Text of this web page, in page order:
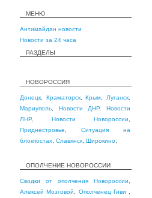
МЕНЮ
Антимайдан новости
Новости за 24 часа
РАЗДЕЛЫ
НОВОРОССИЯ
Донецк Краматорск,Крым Луганск
Мариуполь
Новости ДНР,Новости
ЛНР, Новости Новороссии
Приднестровье
Ситуация на
блокпостах Славянск Широкино
ОПОЛЧЕНИЕ НОВОРОССИИ
Сводки от ополчения Новороссии
Алексей Мозговой
Ополченец Гиви